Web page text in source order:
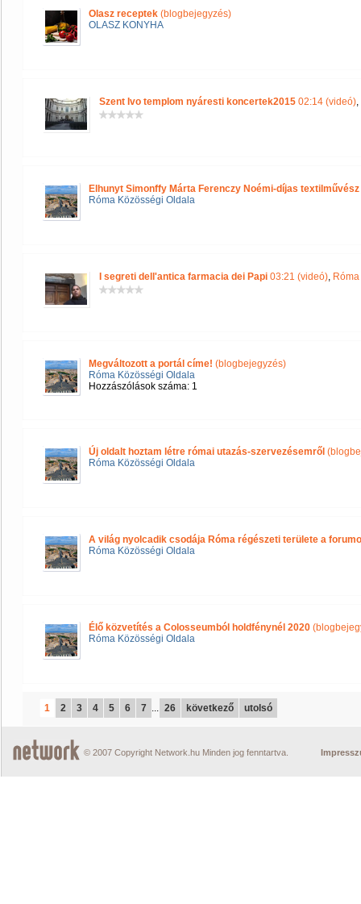
Olasz receptek (blogbejegyzés)
OLASZ KONYHA
Szent Ivo templom nyáresti koncertek2015 02:14 (videó),
Elhunyt Simonffy Márta Ferenczy Noémi-díjas textilművész
Róma Közösségi Oldala
I segreti dell'antica farmacia dei Papi 03:21 (videó),
Megváltozott a portál címe! (blogbejegyzés)
Róma Közösségi Oldala
Hozzászólások száma: 1
Új oldalt hoztam létre római utazás-szervezésemről
Róma Közösségi Oldala
A világ nyolcadik csodája Róma régészeti területe a
Róma Közösségi Oldala
Élő közvetítés a Colosseumból holdfénynél 2020
Róma Közösségi Oldala
1 2 3 4 5 6 7 ... 26 következő utolsó
© 2007 Copyright Network.hu Minden jog fenntartva.